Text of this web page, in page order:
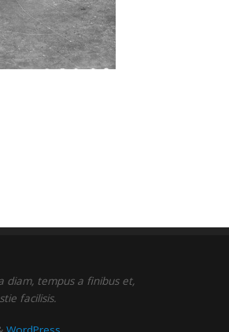
diam, tempus a finibus et,
facilisis.